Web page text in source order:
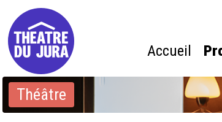
Accueil
Théâtre